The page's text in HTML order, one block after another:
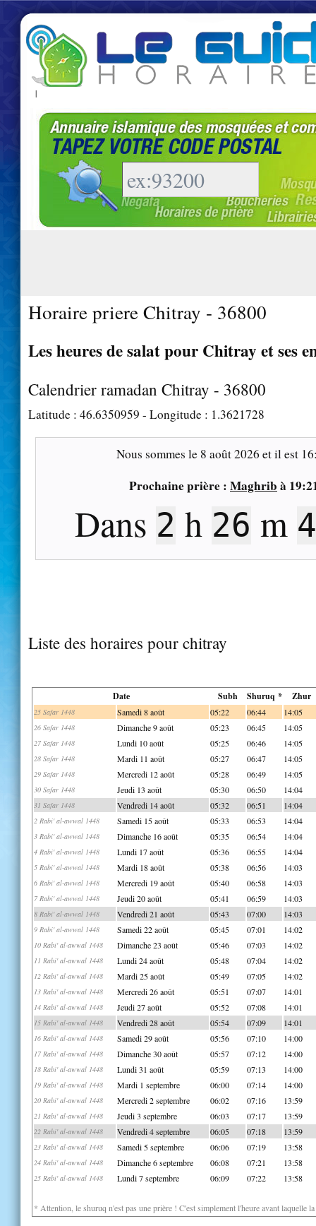
|
Horaire priere Chitray - 36800
Les heures de salat pour Chitray et ses
Calendrier ramadan Chitray - 36800
Latitude : 46.6350959 - Longitude : 1.3621728
Nous sommes le 8 août 2026 et il est
Prochaine prière : Maghrib à
Dans 2 h 26 m
Liste des horaires pour chitray
Date Subh Shuruq * Zhur
25 Safar 1448 Samedi 8 août 05:22 06:44 14:05
26 Safar 1448 Dimanche 9 août 05:23 06:45 14:05
27 Safar 1448 Lundi 10 août 05:25 06:46 14:05
28 Safar 1448 Mardi 11 août 05:27 06:47 14:05
29 Safar 1448 Mercredi 12 août 05:28 06:49 14:05
30 Safar 1448 Jeudi 13 août 05:30 06:50 14:04
31 Safar 1448 Vendredi 14 août 05:32 06:51 14:04
2 Rabi' al-awwal 1448 Samedi 15 août 05:33 06:53 14:04
3 Rabi' al-awwal 1448 Dimanche 16 août 05:35 06:54 14:04
4 Rabi' al-awwal 1448 Lundi 17 août 05:36 06:55 14:04
5 Rabi' al-awwal 1448 Mardi 18 août 05:38 06:56 14:03
6 Rabi' al-awwal 1448 Mercredi 19 août 05:40 06:58 14:03
7 Rabi' al-awwal 1448 Jeudi 20 août 05:41 06:59 14:03
8 Rabi' al-awwal 1448 Vendredi 21 août 05:43 07:00 14:03
9 Rabi' al-awwal 1448 Samedi 22 août 05:45 07:01 14:02
10 Rabi' al-awwal 1448 Dimanche 23 août 05:46 07:03 14:02
11 Rabi' al-awwal 1448 Lundi 24 août 05:48 07:04 14:02
12 Rabi' al-awwal 1448 Mardi 25 août 05:49 07:05 14:02
13 Rabi' al-awwal 1448 Mercredi 26 août 05:51 07:07 14:01
14 Rabi' al-awwal 1448 Jeudi 27 août 05:52 07:08 14:01
15 Rabi' al-awwal 1448 Vendredi 28 août 05:54 07:09 14:01
16 Rabi' al-awwal 1448 Samedi 29 août 05:56 07:10 14:00
17 Rabi' al-awwal 1448 Dimanche 30 août 05:57 07:12 14:00
18 Rabi' al-awwal 1448 Lundi 31 août 05:59 07:13 14:00
19 Rabi' al-awwal 1448 Mardi 1 septembre 06:00 07:14 14:00
20 Rabi' al-awwal 1448 Mercredi 2 septembre 06:02 07:16 13:59
21 Rabi' al-awwal 1448 Jeudi 3 septembre 06:03 07:17 13:59
22 Rabi' al-awwal 1448 Vendredi 4 septembre 06:05 07:18 13:59
23 Rabi' al-awwal 1448 Samedi 5 septembre 06:06 07:19 13:58
24 Rabi' al-awwal 1448 Dimanche 6 septembre 06:08 07:21 13:58
25 Rabi' al-awwal 1448 Lundi 7 septembre 06:09 07:22 13:58
* Attention, le shuruq n'est pas une prière ! C'est simplement l'heure avant laquelle